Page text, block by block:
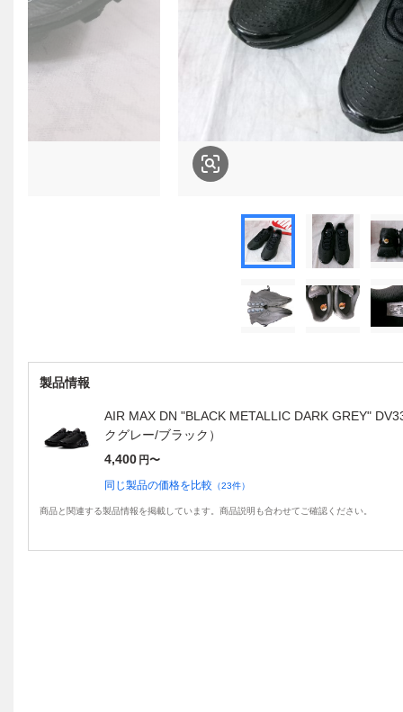
製品情報
AIR MAX DN "BLACK METALLIC DARK GREY"
クグレー/ブラック）
4,400 円〜
同じ製品の価格を比較 （23件）
商品と関連する製品情報を掲載しています。商品説明も合わせてご確認ください。